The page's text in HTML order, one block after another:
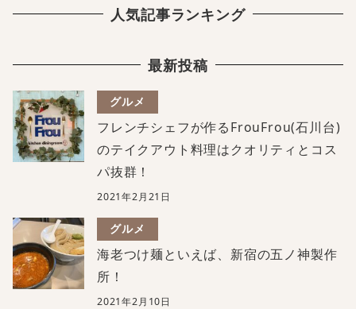
人気記事ランキング
最新投稿
グルメ
フレンチシェフが作るFrouFrou(石川台)
のテイクアウト料理はクオリティとコス
パ抜群！
2021年2月21日
グルメ
海老つけ麺といえば、新宿の五ノ神製作
所！
2021年2月10日